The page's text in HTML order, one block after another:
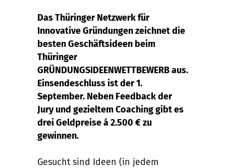
Das Thüringer Netzwerk für
Innovative Gründungen zeichnet die
besten Geschäftsideen beim
Thüringer
GRÜNDUNGSIDEENWETTBEWERB aus.
Einsendeschluss ist der 1.
September. Neben Feedback der
Jury und gezieltem Coaching gibt es
drei Geldpreise á 2.500 € zu
gewinnen.
Gesucht sind Ideen (in jedem